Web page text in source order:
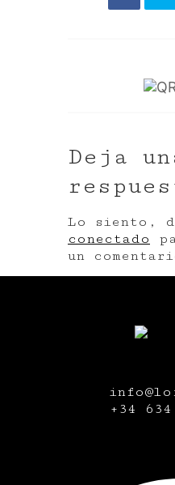
Deja
Lo siento,
conectado
un
+34